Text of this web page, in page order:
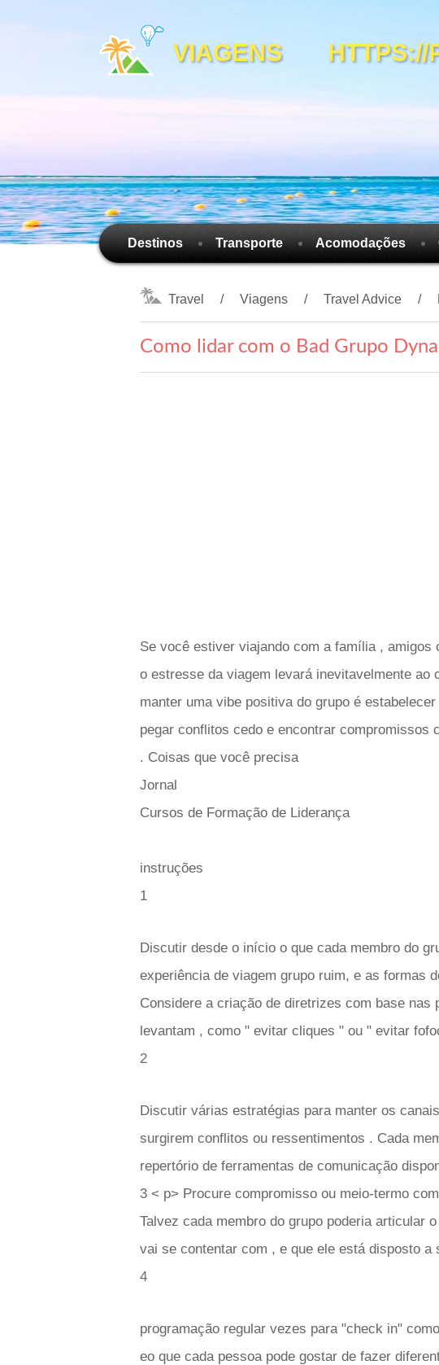
VIAGENS HTTPS://
Destinos Transporte Acomodações
Travel Viagens Travel Advice
Como lidar com o Bad Grupo
Se você estiver viajando com a família , amigos
o estresse da viagem levará inevitavelmente ao
manter uma vibe positiva do grupo é
pegar conflitos cedo e encontrar compromissos
. Coisas que você precisa
Jornal
Cursos de Formação de Liderança
instruções
1
Discutir desde o início o que cada membro do
experiência de viagem grupo ruim, e as formas
Considere a criação de diretrizes com base nas
levantam , como " evitar cliques " ou " evitar
2
Discutir várias estratégias para manter os
surgirem conflitos ou ressentimentos . Cada
repertório de ferramentas de comunicação
3 < p> Procure compromisso ou meio-termo
Talvez cada membro do grupo poderia articular
vai se contentar com , e que ele está disposto
4
programação regular vezes para "check in"
eo que cada pessoa pode gostar de fazer